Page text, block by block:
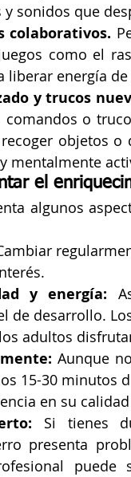
y sonidos que
colaborativos.
como el
liberar energía
y trucos
o
objetos
mentalmente
el
algunos
y energía:
de desarrollo.
adultos
Aunque
15-30 minutos
en su
Si tienes
presenta